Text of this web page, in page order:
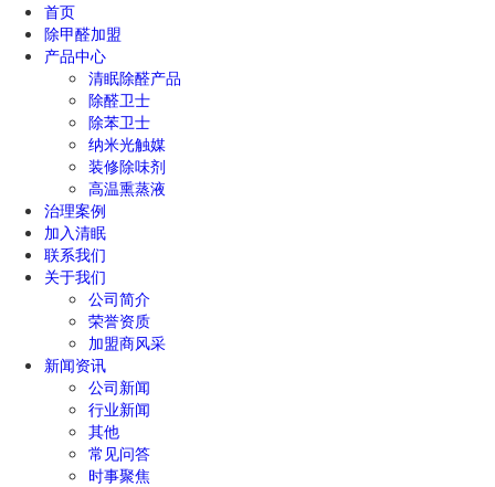
首页
除甲醛加盟
产品中心
清眠除醛产品
除醛卫士
除苯卫士
纳米光触媒
装修除味剂
高温熏蒸液
治理案例
加入清眠
联系我们
关于我们
公司简介
荣誉资质
加盟商风采
新闻资讯
公司新闻
行业新闻
其他
常见问答
时事聚焦